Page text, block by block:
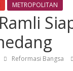
METROPOLITAN
Reformasi Bangsa